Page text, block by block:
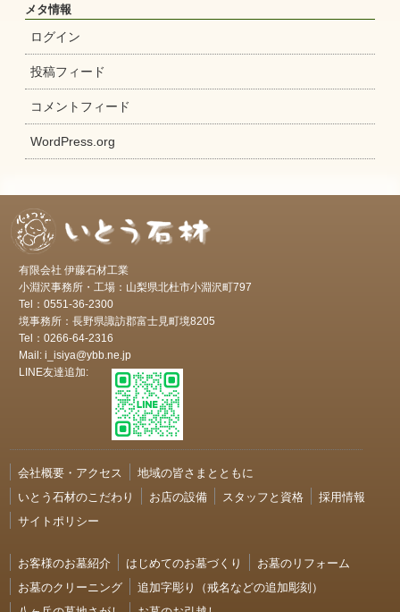
メタ情報
ログイン
投稿フィード
コメントフィード
WordPress.org
有限会社 伊藤石材工業
小淵沢事務所・工場：山梨県北杜市小淵沢町797
Tel：0551-36-2300
境事務所：長野県諏訪郡富士見町境8205
Tel：0266-64-2316
Mail: i_isiya@ybb.ne.jp
LINE友達追加:
会社概要・アクセス
地域の皆さまとともに
いとう石材のこだわり
お店の設備 スタッフと資格
採用情報
サイトポリシー
お客様のお墓紹介 はじめてのお墓づくり
お墓のリフォーム
お墓のクリーニング
追加字彫り（戒名などの追加彫刻）